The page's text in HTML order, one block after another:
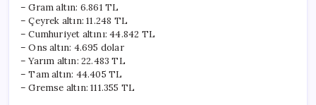
– Gram altın: 6.861 TL
– Çeyrek altın: 11.248 TL
– Cumhuriyet altını: 44.842 TL
– Ons altın: 4.695 dolar
– Yarım altın: 22.483 TL
– Tam altın: 44.405 TL
– Gremse altın: 111.355 TL